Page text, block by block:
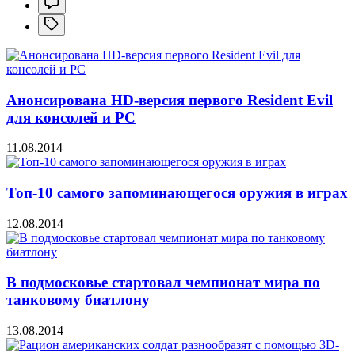
Анонсирована HD-версия первого Resident Evil
для консолей и PC
11.08.2014
Топ-10 самого запоминающегося оружия в играх
12.08.2014
В подмосковье стартовал чемпионат мира по
танковому биатлону
13.08.2014